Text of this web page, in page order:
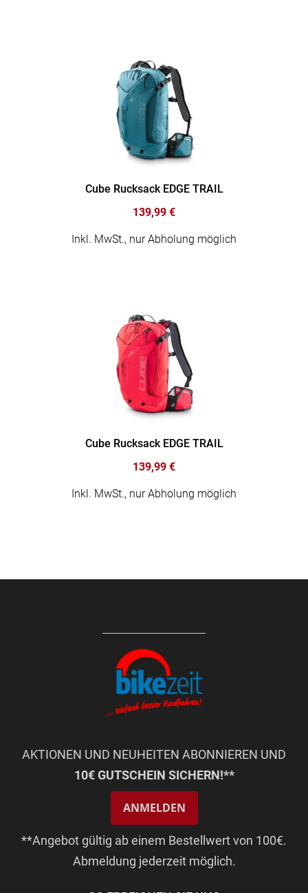
Cube Rucksack EDGE TRAIL
139,99 €
Inkl. MwSt., nur Abholung möglich
Cube Rucksack EDGE TRAIL
139,99 €
Inkl. MwSt., nur Abholung möglich
AKTIONEN UND NEUHEITEN ABONNIEREN UND
10€ GUTSCHEIN SICHERN!**
ANMELDEN
**Angebot gültig ab einem Bestellwert von 100€.
Abmeldung jederzeit möglich.